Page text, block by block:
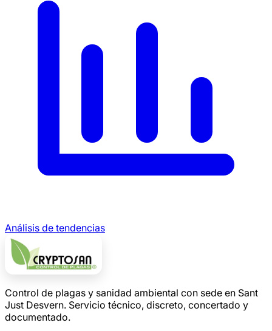
Análisis de tendencias
Control de plagas y sanidad ambiental con sede en Sant
Just Desvern. Servicio técnico, discreto, concertado y
documentado.